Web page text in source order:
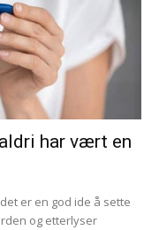
har vært en
er en god ide å sette
og etterlyser